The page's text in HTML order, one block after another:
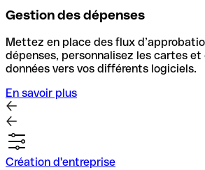
Gestion des dépenses
Mettez en place des flux
dépenses, personnalisez les cartes
données vers vos différents logiciels.
En savoir plus
Création d'entreprise